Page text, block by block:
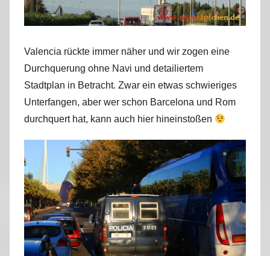
Valencia rückte immer näher und wir zogen eine
Durchquerung ohne Navi und detailiertem
Stadtplan in Betracht. Zwar ein etwas schwieriges
Unterfangen, aber wer schon Barcelona und Rom
durchquert hat, kann auch hier hineinstoßen